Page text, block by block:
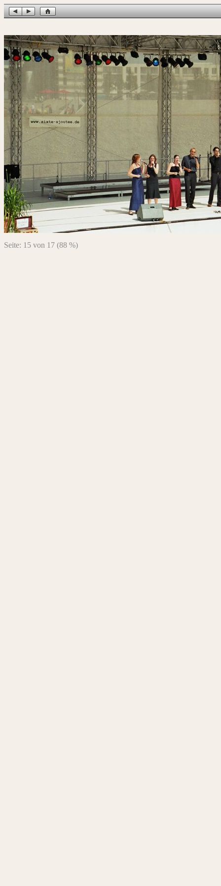
Seite: 15 von 17 (88 %)